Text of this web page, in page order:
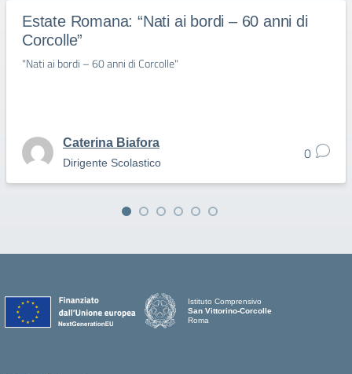
Estate Romana: “Nati ai bordi – 60 anni di
Corcolle”
"Nati ai bordi – 60 anni di Corcolle"
Caterina Biafora
Dirigente Scolastico 0
Istituto Comprensivo
San Vittorino-Corcolle
Roma